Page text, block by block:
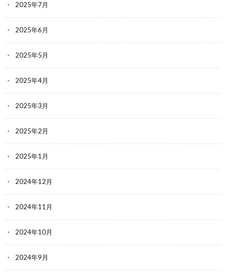
2025年7月
2025年6月
2025年5月
2025年4月
2025年3月
2025年2月
2025年1月
2024年12月
2024年11月
2024年10月
2024年9月